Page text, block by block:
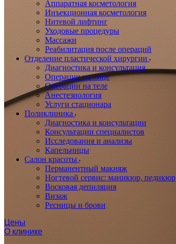
Аппаратная косметология
Инъекционная косметология
Нитевой лифтинг
Уходовые процедуры
Массажи
Реабилитация после операций
Отделение пластической хирургии
Диагностика и консультация
Операции на лице
Операции на теле
Анестезиология
Услуги стационара
Поликлиника
Диагностика и консультации
Консультации специалистов
Исследования и анализы
Капельницы
Салон красоты
Перманентный макияж
Ногтевой сервис: маникюр, педикюр
Восковая депиляция
Визаж
Ресницы и брови
Цены
О клинике